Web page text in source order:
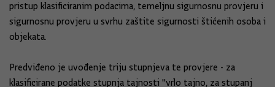
pristup klasificiranim podacima, temeljnu sigurnosnu provjeru i
sigurnosnu provjeru u svrhu zaštite sigurnosti štićenih osoba i
objekata.
Predviđeno je uvođenje triju stupnjeva te provjere - za
klasificirane podatke stupnja tajnosti "vrlo tajno, za stupanj